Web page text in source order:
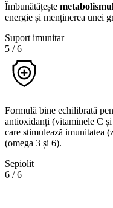
Îmbunătățește
energie și menținerea unei
Suport imunitar
5 /6
Formulă bine echilibrată
antioxidanți (vitaminele C și
care stimulează imunitatea
(omega 3 și 6).
Sepiolit
6 /6